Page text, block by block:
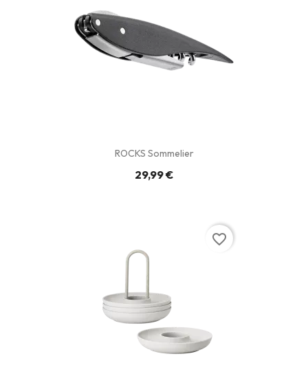
ROCKS Sommelier
29,99 €
favorite_border